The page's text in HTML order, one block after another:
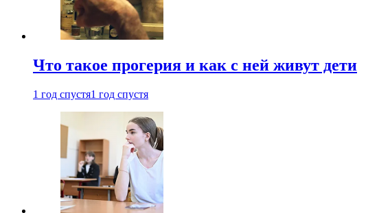
Что такое прогерия и как с ней живут дети
1 год спустя1 год спустя